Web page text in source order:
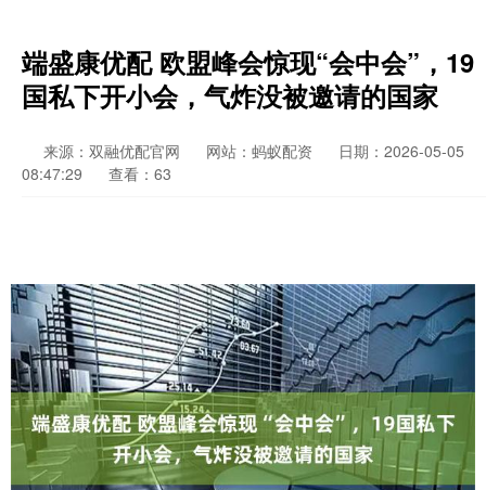
端盛康优配 欧盟峰会惊现“会中会”，19
国私下开小会，气炸没被邀请的国家
来源：双融优配官网 网站：蚂蚁配资
日期：2026-05-05
08:47:29
查看：63